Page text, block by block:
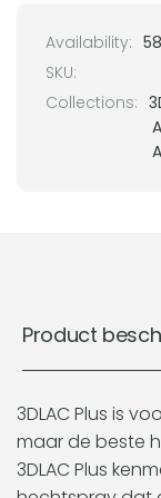
Availability:
SKU:
Collections:
Product
3DLAC Plus is
maar de beste
3DLAC Plus